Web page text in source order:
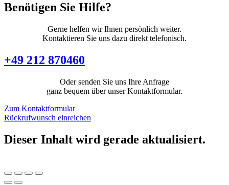
Benötigen Sie Hilfe?
Gerne helfen wir Ihnen persönlich weiter.
Kontaktieren Sie uns dazu direkt telefonisch.
+49 212 870460
Oder senden Sie uns Ihre Anfrage
ganz bequem über unser Kontaktformular.
Zum Kontaktformular
Rückrufwunsch einreichen
Dieser Inhalt wird gerade aktualisiert.